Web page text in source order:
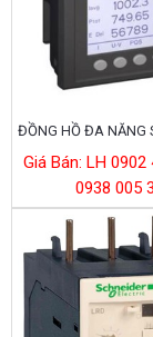
Giá Bán: LH 0902
0938 005